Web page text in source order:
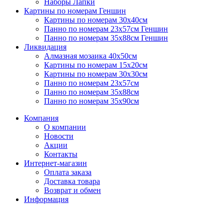
Наборы Лапки
Картины по номерам Геншин
Картины по номерам 30х40см
Панно по номерам 23х57см Геншин
Панно по номерам 35х88см Геншин
Ликвидация
Алмазная мозаика 40х50см
Картины по номерам 15х20см
Картины по номерам 30х30см
Панно по номерам 23х57см
Панно по номерам 35х88см
Панно по номерам 35х90см
Компания
О компании
Новости
Акции
Контакты
Интернет-магазин
Оплата заказа
Доставка товара
Возврат и обмен
Информация